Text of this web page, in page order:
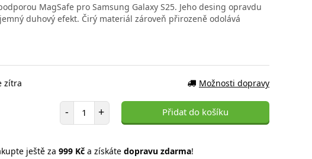
MagSafe pro Samsung Galaxy S25. Jeho desing opravdu
duhový efekt. Čirý materiál zároveň přirozeně odolává
zítra Možnosti dopravy
- Počet položek
+ Přidat do košíku
ještě za 999 Kča získáte dopravu zdarma!